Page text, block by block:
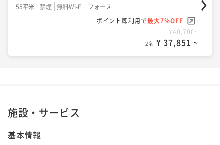
55平米 禁煙 無料Wi-Fi
フォース
ポイント即利用で最大7％OFF
¥40,700~
2名 ¥ 37,851 ~
施設・サービス
基本情報